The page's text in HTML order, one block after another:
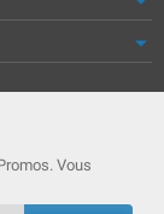
Vous